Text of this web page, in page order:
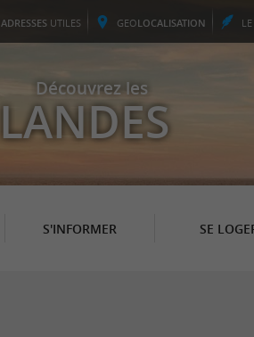
ADRESSES UTILES GEOLOCALISATION LE
Découvrez les
LANDES
S'INFORMER SE